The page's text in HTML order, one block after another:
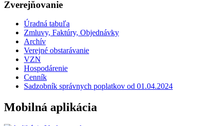
Zverejňovanie
Úradná tabuľa
Zmluvy, Faktúry, Objednávky
Archív
Verejné obstarávanie
VZN
Hospodárenie
Cenník
Sadzobník správnych poplatkov od 01.04.2024
Mobilná aplikácia